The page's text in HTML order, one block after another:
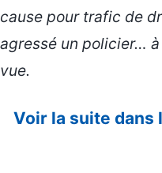
cause pour trafic de
agressé un policier…
vue.
Voir la suite